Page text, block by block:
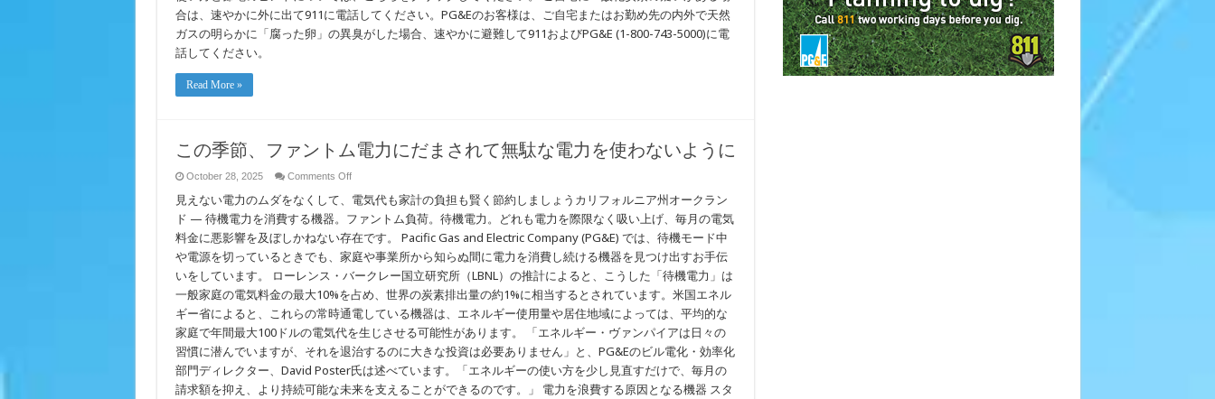
ま
す
合は、速やかに外に出て911に電話してください。PG&Eのお客様は、ご自宅またはお勤め先の内外で天然
ガスの明らかに「腐った卵」の異臭がした場合、速やかに避難して911およびPG&E (1-800-743-5000)に電
話してください。
Read More »
この季節、ファントム電力にだまされて無駄な電力を使わないように
October 28, 2025 Comments Offon
の
季
節、
フ
ァ
ト
ム
電
力
に
だ
ま
さ
れ
見えない電力のムダをなくして、電気代も家計の負担も賢く節約しましょうカリフォルニア州オークラン
ド — 待機電力を消費する機器。ファントム負荷。待機電力。どれも電力を際限なく吸い上げ、毎月の電気
料金に悪影響を及ぼしかねない存在です。 Pacific Gas and Electric Company (PG&E) では、待機モード中
や電源を切っているときでも、家庭や事業所から知らぬ間に電力を消費し続ける機器を見つけ出すお手伝
いをしています。 ローレンス・バークレー国立研究所（LBNL）の推計によると、こうした「待機電力」は
一般家庭の電気料金の最大10%を占め、世界の炭素排出量の約1%に相当するとされています。米国エネル
ギー省によると、これらの常時通電している機器は、エネルギー使用量や居住地域によっては、平均的な
家庭で年間最大100ドルの電気代を生じさせる可能性があります。 「エネルギー・ヴァンパイアは日々の
習慣に潜んでいますが、それを退治するのに大きな投資は必要ありません」と、PG&Eのビル電化・効率化
部門ディレクター、David Poster氏は述べています。「エネルギーの使い方を少し見直すだけで、毎月の
請求額を抑え、より持続可能な未来を支えることができるのです。」 電力を浪費する原因となる機器 スタ